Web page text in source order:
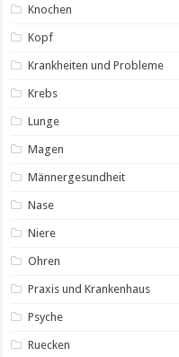
Knochen
Kopf
Krankheiten und Probleme
Krebs
Lunge
Magen
Männergesundheit
Nase
Niere
Ohren
Praxis und Krankenhaus
Psyche
Ruecken